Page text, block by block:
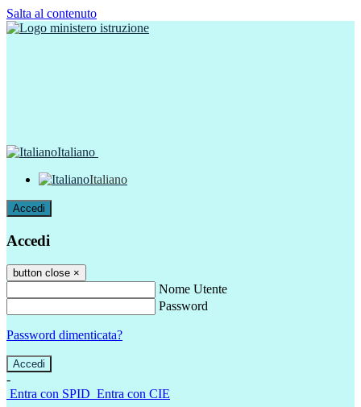
Salta al contenuto
Italiano
Italiano
Accedi
Accedi
button close ×
Nome Utente
Password
Password dimenticata?
-
Entra con SPID Entra con CIE